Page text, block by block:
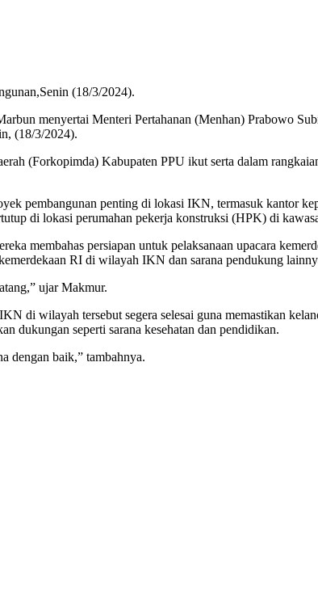
(18/3/2024).
menyertai Menteri Pertahanan (Menhan) Prabowo
(18/3/2024).
(Forkopimda) Kabupaten PPU ikut serta dalam
pembangunan penting di lokasi IKN, termasuk kantor
di lokasi perumahan pekerja konstruksi (HPK) di
membahas persiapan untuk pelaksanaan upacara
RI di wilayah IKN dan sarana pendukung
ujar Makmur.
di wilayah tersebut segera selesai guna memastikan
dukungan seperti sarana kesehatan dan pendidikan.
dengan baik,” tambahnya.